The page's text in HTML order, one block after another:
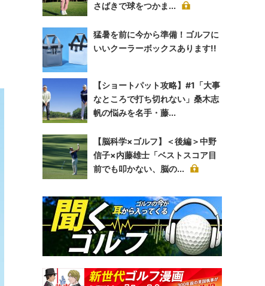
さばきで球をつかま...
猛暑を前に今から準備！ゴルフに
いいクーラーボックスあります!!
【ショートパット攻略】#1「大事
なところで打ち切れない」桑木志
帆の悩みを名手・藤...
【脳科学×ゴルフ】＜後編＞中野
信子×内藤雄士「ベストスコア目
前でも叩かない、脳の...